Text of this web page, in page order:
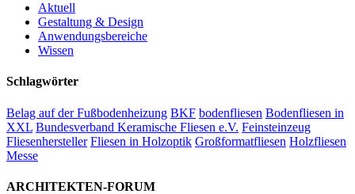
Aktuell
Gestaltung & Design
Anwendungsbereiche
Wissen
Schlagwörter
Belag auf der Fußbodenheizung BKF bodenfliesen Bodenfliesen in
XXL Bundesverband Keramische Fliesen e.V. Feinsteinzeug
Fliesenhersteller Fliesen in Holzoptik Großformatfliesen Holzfliesen
Messe
ARCHITEKTEN-FORUM